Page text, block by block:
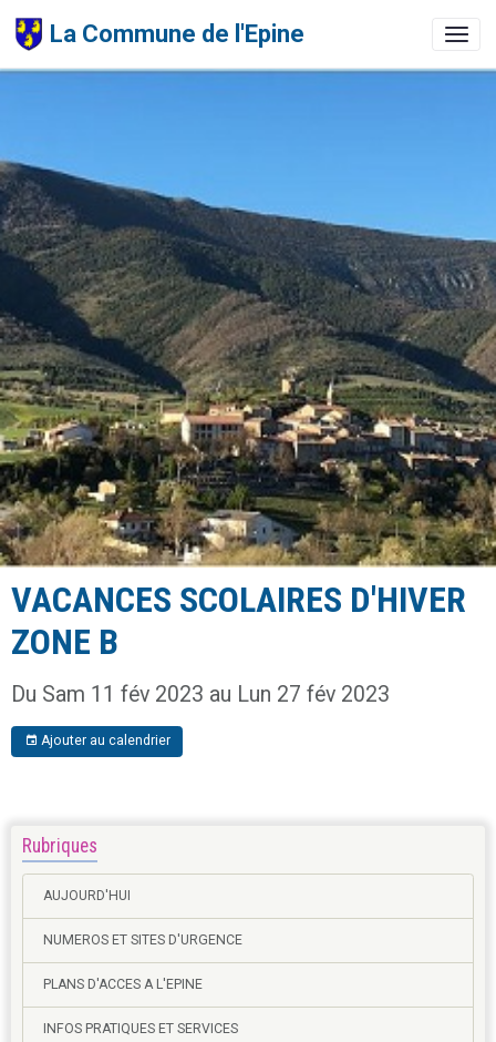
La Commune de l'Epine
VACANCES SCOLAIRES D'HIVER
ZONE B
Du Sam 11 fév 2023 au Lun 27 fév 2023
Ajouter au calendrier
Rubriques
AUJOURD'HUI
NUMEROS ET SITES D'URGENCE
PLANS D'ACCES A L'EPINE
INFOS PRATIQUES ET SERVICES